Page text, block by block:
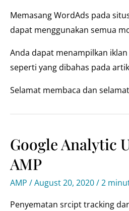
Memasang WordAds pada
dapat menggunakan semua
Anda dapat menampilkan
seperti yang dibahas pada
Selamat membaca dan
Google Analytic
AMP
AMP /August 20, 2020/2
Penyematan srcipt tracking